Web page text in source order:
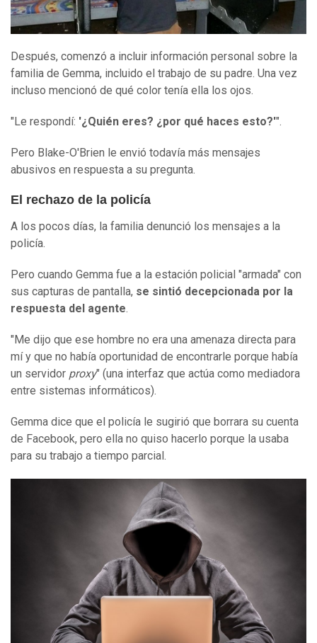
Después, comenzó a incluir información personal sobre la
familia de Gemma, incluido el trabajo de su padre. Una vez
incluso mencionó de qué color tenía ella los ojos.
"Le respondí: '¿Quién eres? ¿por qué haces esto?'".
Pero Blake-O'Brien le envió todavía más mensajes
abusivos en respuesta a su pregunta.
El rechazo de la policía
A los pocos días, la familia denunció los mensajes a la
policía.
Pero cuando Gemma fue a la estación policial "armada" con
sus capturas de pantalla, se sintió decepcionada por la
respuesta del agente.
"Me dijo que ese hombre no era una amenaza directa para
mí y que no había oportunidad de encontrarle porque había
un servidor proxy" (una interfaz que actúa como mediadora
entre sistemas informáticos).
Gemma dice que el policía le sugirió que borrara su cuenta
de Facebook, pero ella no quiso hacerlo porque la usaba
para su trabajo a tiempo parcial.